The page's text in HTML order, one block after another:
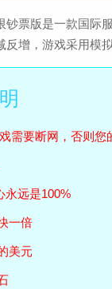
钞票版是一款国际
反增，游戏采用模
需要断网，否则您
永远是100%
一倍
美元